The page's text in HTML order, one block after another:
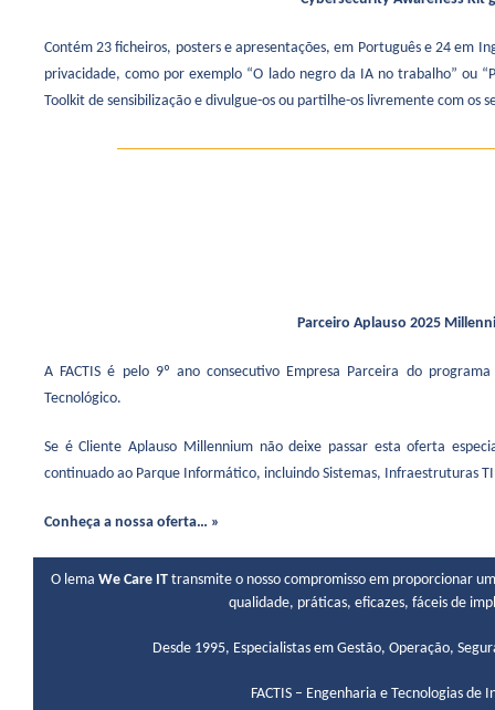
Contém 23 ficheiros, posters e apresentações, em Português e 24 em
privacidade, como por exemplo “O lado negro da IA no trabalho” ou
Toolkit de sensibilização e divulgue-os ou partilhe-os livremente com os
Parceiro Aplauso 2025
A FACTIS é pelo 9º ano consecutivo Empresa Parceira do
Tecnológico.
Se é Cliente Aplauso Millennium não deixe passar esta oferta
continuado ao Parque Informático, incluindo Sistemas, Infraestruturas
Conheça a nossa oferta… »
O lema We Care ITtransmite o nosso compromisso em proporcionar
qualidade, práticas, eficazes, fáceis de
Desde 1995, Especialistas em Gestão, Operação,
FACTIS – Engenharia e Tecnologias de